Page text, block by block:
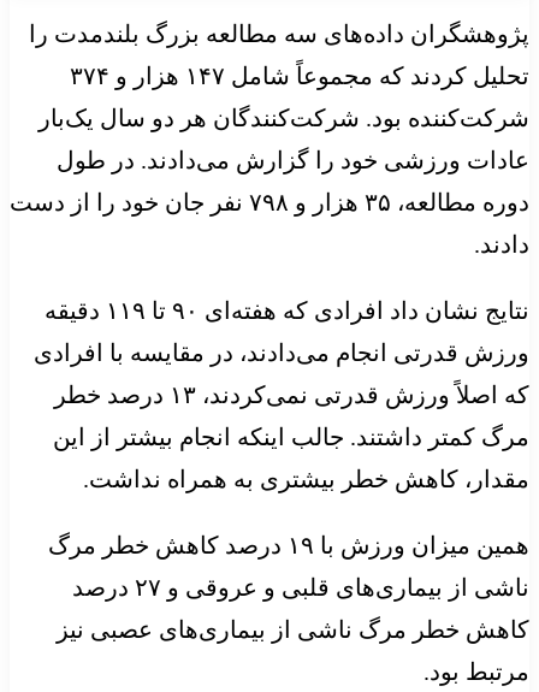
پژوهشگران داده‌های سه مطالعه بزرگ بلندمدت را
تحلیل کردند که مجموعاً شامل ۱۴۷ هزار و ۳۷۴
شرکت‌کننده بود. شرکت‌کنندگان هر دو سال یک‌بار
عادات ورزشی خود را گزارش می‌دادند. در طول
دوره مطالعه، ۳۵ هزار و ۷۹۸ نفر جان خود را از دست
دادند.
نتایج نشان داد افرادی که هفته‌ای ۹۰ تا ۱۱۹ دقیقه
ورزش قدرتی انجام می‌دادند، در مقایسه با افرادی
که اصلاً ورزش قدرتی نمی‌کردند، ۱۳ درصد خطر
مرگ کمتر داشتند. جالب اینکه انجام بیشتر از این
مقدار، کاهش خطر بیشتری به همراه نداشت.
همین میزان ورزش با ۱۹ درصد کاهش خطر مرگ
ناشی از بیماری‌های قلبی و عروقی و ۲۷ درصد
کاهش خطر مرگ ناشی از بیماری‌های عصبی نیز
مرتبط بود.